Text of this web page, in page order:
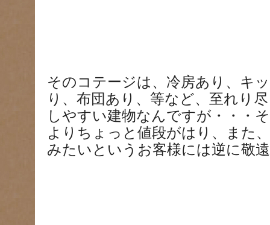
そのコテージは、冷房あり、キ
り、布団あり、等など、至れり
しやすい建物なんですが・・・
よりちょっと値段がはり、また
みたいというお客様には逆に敬